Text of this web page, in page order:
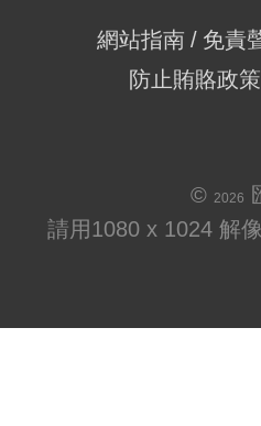
網站指南 免責
防止賄賂政策
© 2026
請用1080 x 1024 解